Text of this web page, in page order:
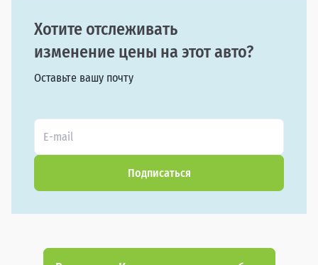
Хотите отслеживать
изменение цены на этот авто?
Оставьте вашу почту
Подписаться